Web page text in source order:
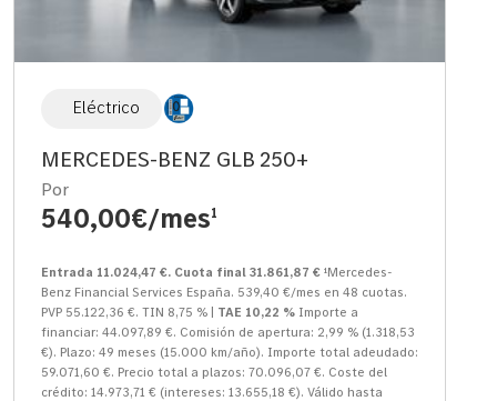
Eléctrico
MERCEDES-BENZ GLB 250+
Por
540,00€/mes1
Entrada 11.024,47 €. Cuota final 31.861,87 € ¹Mercedes-
Benz Financial Services España. 539,40 €/mes en 48 cuotas.
PVP 55.122,36 €. TIN 8,75 % | TAE 10,22 % Importe a
financiar: 44.097,89 €. Comisión de apertura: 2,99 % (1.318,53
€). Plazo: 49 meses (15.000 km/año). Importe total adeudado:
59.071,60 €. Precio total a plazos: 70.096,07 €. Coste del
crédito: 14.973,71 € (intereses: 13.655,18 €). Válido hasta